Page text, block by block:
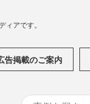
アです。
告掲載のご案内